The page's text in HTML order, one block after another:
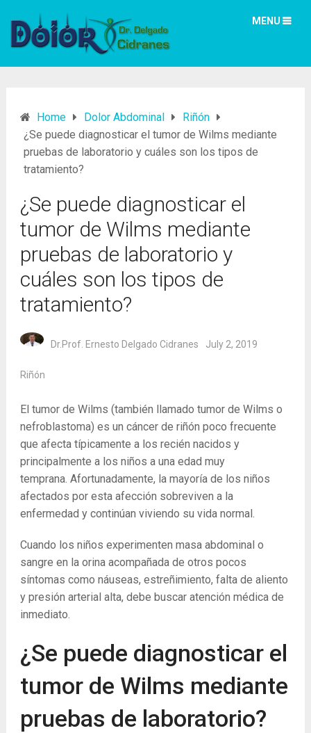
MENU
Home Dolor Abdominal
Riñón
¿Se puede diagnosticar el tumor de Wilms mediante
pruebas de laboratorio y cuáles son los tipos de
tratamiento?
¿Se puede diagnosticar el
tumor de Wilms mediante
pruebas de laboratorio y
cuáles son los tipos de
tratamiento?
Dr.Prof. Ernesto Delgado Cidranes July 2, 2019
Riñón
El tumor de Wilms (también llamado tumor de Wilms o
nefroblastoma) es un cáncer de riñón poco frecuente
que afecta típicamente a los recién nacidos y
principalmente a los niños a una edad muy
temprana. Afortunadamente, la mayoría de los niños
afectados por esta afección sobreviven a la
enfermedad y continúan viviendo su vida normal.
Cuando los niños experimenten masa abdominal o
sangre en la orina acompañada de otros pocos
síntomas como náuseas, estreñimiento, falta de aliento
y presión arterial alta, debe buscar atención médica de
inmediato.
¿Se puede diagnosticar el
tumor de Wilms mediante
pruebas de laboratorio?